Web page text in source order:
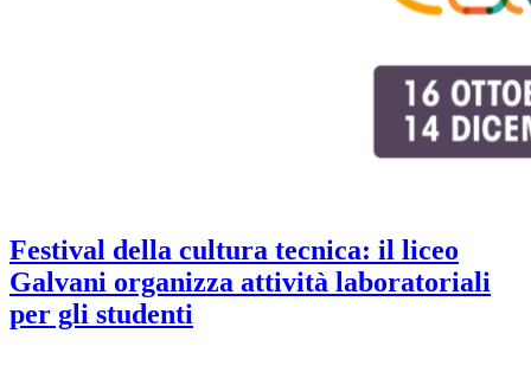
Festival della cultura tecnica: il liceo
Galvani organizza attività laboratoriali
per gli studenti